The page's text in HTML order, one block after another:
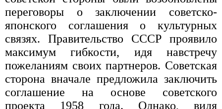
переговоры о заключении советско-
японского соглашения о культурных
связях. Правительство СССР проявило
максимум гибкости, идя навстречу
пожеланиям своих партнеров. Советская
сторона вначале предложила заключить
соглашение на основе советского
проекта 1958 года. Однако, видя